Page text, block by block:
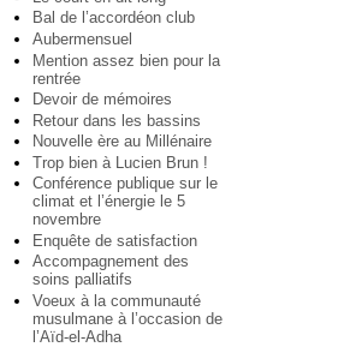
Bal de l’accordéon club
Aubermensuel
Mention assez bien pour la
rentrée
Devoir de mémoires
Retour dans les bassins
Nouvelle ère au Millénaire
Trop bien à Lucien Brun !
Conférence publique sur le
climat et l’énergie le 5
novembre
Enquête de satisfaction
Accompagnement des
soins palliatifs
Voeux à la communauté
musulmane à l’occasion de
l’Aïd-el-Adha